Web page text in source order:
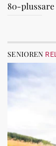
80-
SENIOREN